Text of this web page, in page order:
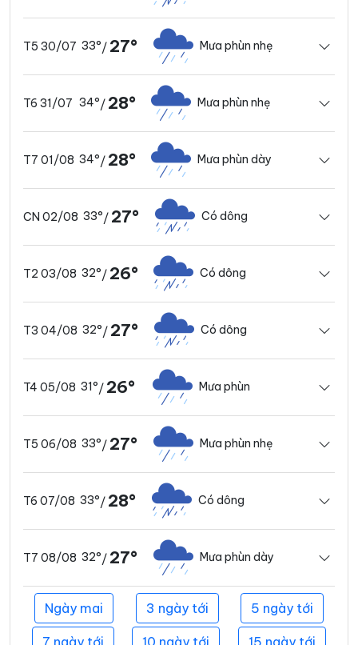
T5 30/07 33°/ 27° Mưa phùn nhẹ
T6 31/07 34°/ 28° Mưa phùn nhẹ
T7 01/08 34°/ 28° Mưa phùn dày
CN 02/08 33°/ 27° Có dông
T2 03/08 32°/ 26° Có dông
T3 04/08 32°/ 27° Có dông
T4 05/08 31°/ 26° Mưa phùn
T5 06/08 33°/ 27° Mưa phùn nhẹ
T6 07/08 33°/ 28° Có dông
T7 08/08 32°/ 27° Mưa phùn dày
Ngày mai 3 ngày tới 5 ngày tới
7 ngày tới 10 ngày tới 15 ngày tới